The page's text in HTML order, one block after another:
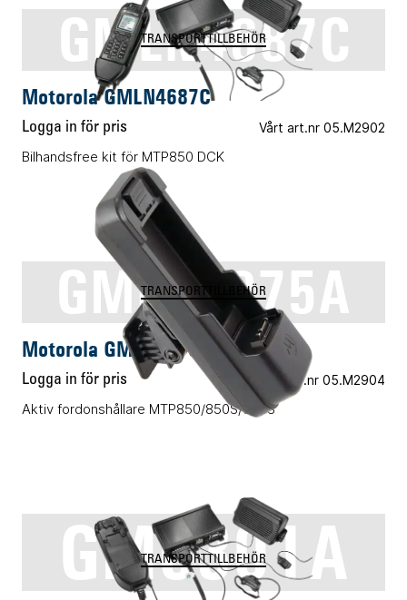
GMLN4687C
TRANSPORTTILLBEHÖR
Motorola GMLN4687C
Logga in för pris Vårt art.nr 05.M2902
Bilhandsfree kit för MTP850 DCK
GMLN5075A
TRANSPORTTILLBEHÖR
Motorola GMLN5075A
Logga in för pris Vårt art.nr 05.M2904
Aktiv fordonshållare MTP850/850S/830S
GM0301A
TRANSPORTTILLBEHÖR